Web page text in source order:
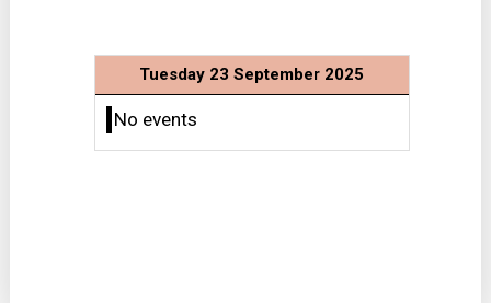
Tuesday 23 September 2025
No events